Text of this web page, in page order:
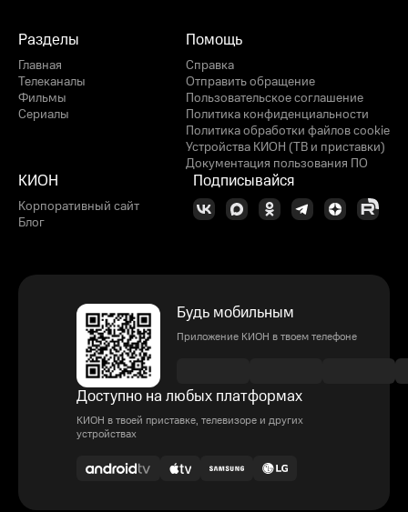
Разделы
Главная
Телеканалы
Фильмы
Сериалы
Помощь
Справка
Отправить обращение
Пользовательское соглашение
Политика конфиденциальности
Политика обработки файлов cookie
Устройства КИОН (ТВ и приставки)
Документация пользования ПО
КИОН
Корпоративный сайт
Блог
Подписывайся
Будь мобильным
Приложение КИОН в твоем телефоне
Доступно на любых платформах
КИОН в твоей приставке, телевизоре и других
устройствах